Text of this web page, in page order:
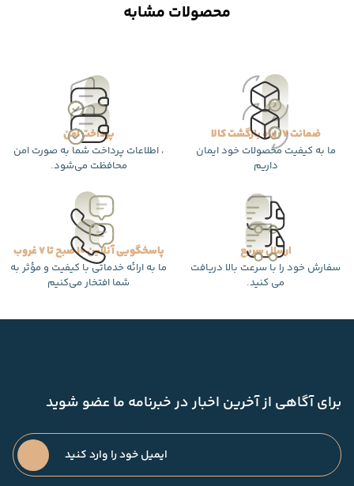
محصولات مشابه
ضمانت 7 روزه بازگشت کالا
ما به کیفیت محصولات خود ایمان
داریم
پرداخت امن
، اطلاعات پرداخت شما به صورت امن
محافظت می‌شود.
ارسال سریع
سفارش خود را با سرعت بالا دریافت
می کنید.
پاسخگویی آنلاین 10 صبح تا 7 غروب
ما به ارائه خدماتی با کیفیت و مؤثر به
شما افتخار می‌کنیم
برای آگاهی از آخرین اخبار در خبرنامه ما عضو شوید